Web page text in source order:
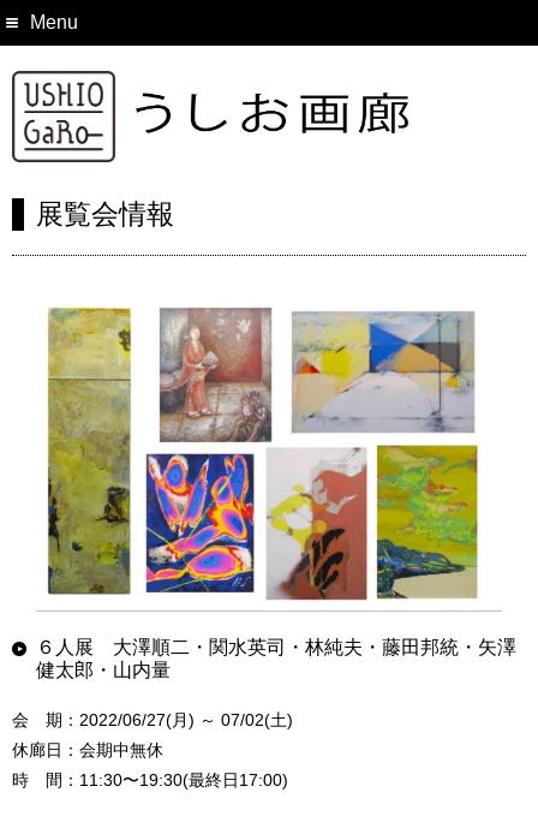
Menu
展覧会情報
６人展 大澤順二・関水英司・林純夫・藤田邦統・矢澤
健太郎・山内量
会 期：2022/06/27(月) ～ 07/02(土)
休廊日：会期中無休
時 間：11:30〜19:30(最終日17:00)